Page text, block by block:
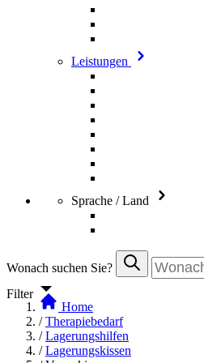
Leistungen
Sprache / Land
Wonach suchen Sie?
Filter
Home
/ Therapiebedarf
/ Lagerungshilfen
/ Lagerungskissen